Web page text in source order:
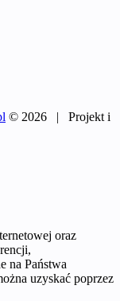
© 2026 | Projekt i
oraz
na Państwa
uzyskać poprzez